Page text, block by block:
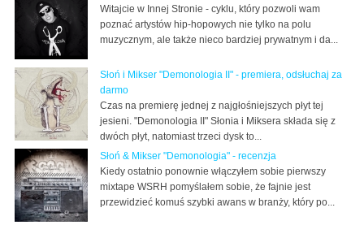
Witajcie w Innej Stronie - cyklu, który pozwoli wam
poznać artystów hip-hopowych nie tylko na polu
muzycznym, ale także nieco bardziej prywatnym i da...
Słoń i Mikser "Demonologia II" - premiera, odsłuchaj za
darmo
Czas na premierę jednej z najgłośniejszych płyt tej
jesieni. "Demonologia II" Słonia i Miksera składa się z
dwóch płyt, natomiast trzeci dysk to...
Słoń & Mikser "Demonologia" - recenzja
Kiedy ostatnio ponownie włączyłem sobie pierwszy
mixtape WSRH pomyślałem sobie, że fajnie jest
przewidzieć komuś szybki awans w branży, który po...